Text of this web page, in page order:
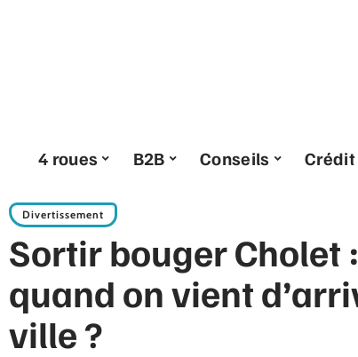
4 roues B2B Conseils Crédit
Divertissement
Sortir bouger Cholet
quand on vient
ville ?